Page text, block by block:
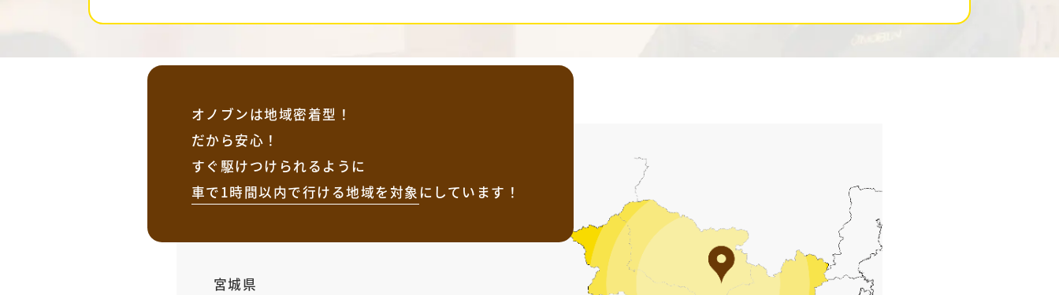
オノブンは地域密着型！
だから安心！
すぐ駆けつけられるように
車で1時間以内で行ける地域を 対象 にしています！
宮城県